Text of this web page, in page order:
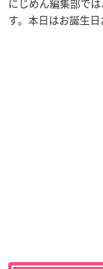
にじめん編集部で
す。本日はお誕生